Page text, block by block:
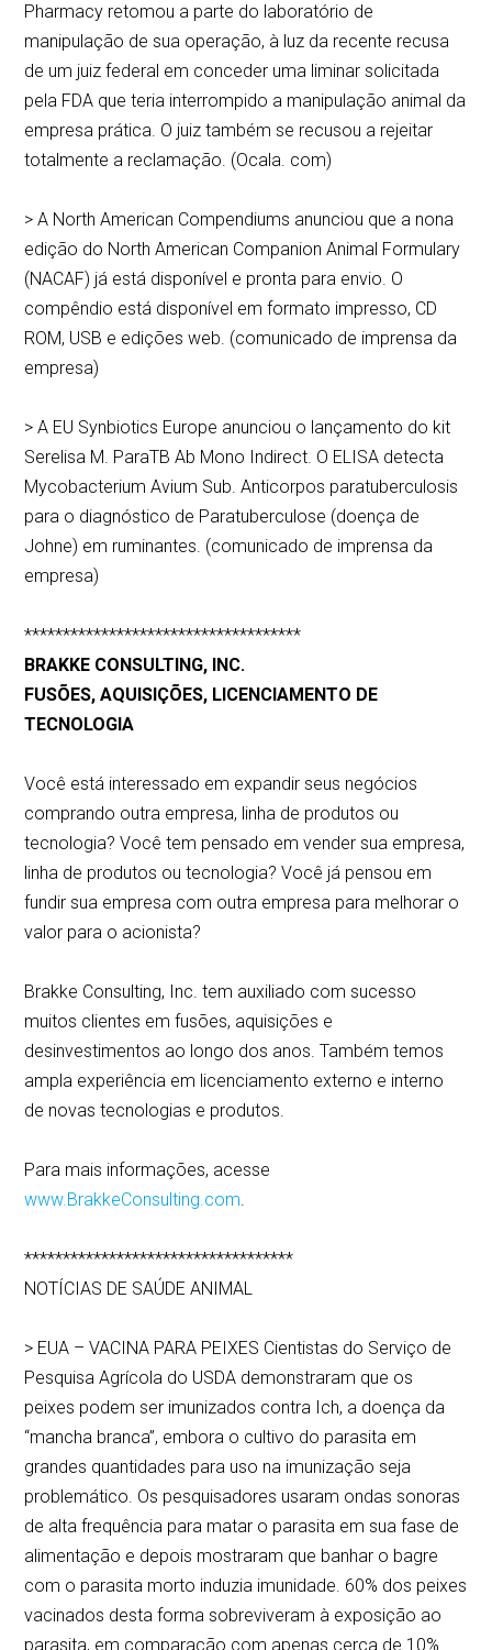
Pharmacy retomou a parte do laboratório de
manipulação de sua operação, à luz da recente recusa
de um juiz federal em conceder uma liminar solicitada
pela FDA que teria interrompido a manipulação animal da
empresa prática. O juiz também se recusou a rejeitar
totalmente a reclamação. (Ocala. com)
> A North American Compendiums anunciou que a nona
edição do North American Companion Animal Formulary
(NACAF) já está disponível e pronta para envio. O
compêndio está disponível em formato impresso, CD
ROM, USB e edições web. (comunicado de imprensa da
empresa)
> A EU Synbiotics Europe anunciou o lançamento do kit
Serelisa M. ParaTB Ab Mono Indirect. O ELISA detecta
Mycobacterium Avium Sub. Anticorpos paratuberculosis
para o diagnóstico de Paratuberculose (doença de
Johne) em ruminantes. (comunicado de imprensa da
empresa)
************************************
BRAKKE CONSULTING, INC.
FUSÕES, AQUISIÇÕES, LICENCIAMENTO DE
TECNOLOGIA
Você está interessado em expandir seus negócios
comprando outra empresa, linha de produtos ou
tecnologia? Você tem pensado em vender sua empresa,
linha de produtos ou tecnologia? Você já pensou em
fundir sua empresa com outra empresa para melhorar o
valor para o acionista?
Brakke Consulting, Inc. tem auxiliado com sucesso
muitos clientes em fusões, aquisições e
desinvestimentos ao longo dos anos. Também temos
ampla experiência em licenciamento externo e interno
de novas tecnologias e produtos.
Para mais informações, acesse
www.BrakkeConsulting.com.
***********************************
NOTÍCIAS DE SAÚDE ANIMAL
> EUA – VACINA PARA PEIXES Cientistas do Serviço de
Pesquisa Agrícola do USDA demonstraram que os
peixes podem ser imunizados contra Ich, a doença da
“mancha branca”, embora o cultivo do parasita em
grandes quantidades para uso na imunização seja
problemático. Os pesquisadores usaram ondas sonoras
de alta frequência para matar o parasita em sua fase de
alimentação e depois mostraram que banhar o bagre
com o parasita morto induzia imunidade. 60% dos peixes
vacinados desta forma sobreviveram à exposição ao
parasita, em comparação com apenas cerca de 10%